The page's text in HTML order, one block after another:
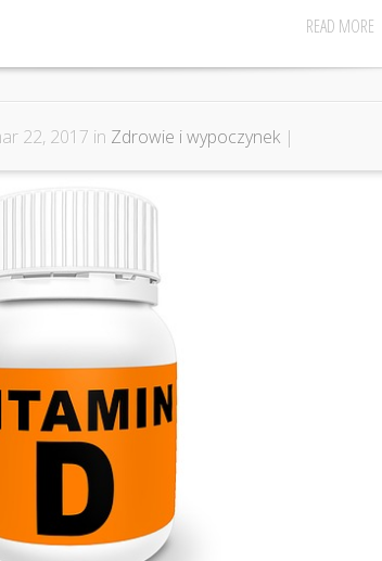
READ MORE
22, 2017 in Zdrowie i wypoczynek |